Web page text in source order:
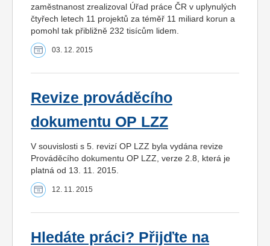
zaměstnanost zrealizoval Úřad práce ČR v uplynulých
čtyřech letech 11 projektů za téměř 11 miliard korun a
pomohl tak přibližně 232 tisícům lidem.
03. 12. 2015
Revize prováděcího
dokumentu OP LZZ
V souvislosti s 5. revizí OP LZZ byla vydána revize
Prováděcího dokumentu OP LZZ, verze 2.8, která je
platná od 13. 11. 2015.
12. 11. 2015
Hledáte práci? Přijďte na